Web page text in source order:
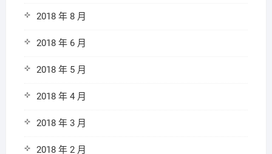
2018 年 8 月
2018 年 6 月
2018 年 5 月
2018 年 4 月
2018 年 3 月
2018 年 2 月